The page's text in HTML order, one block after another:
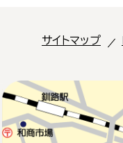
サイトマップ